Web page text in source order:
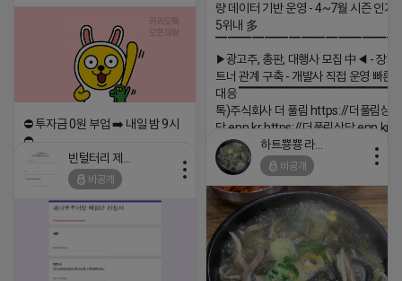
량 데이터 기반 운영 - 4~7월 시즌 인기
5위내 多
▶광고주, 총판, 대행사 모집 中◀ - 장기
트너 관계 구축 - 개발사 직접 운영 빠른
대응
톡)주식회사 더 풀림 https://더풀림상
담.enn.kr https://더풀림상담.enn.kr
2026-04-18 17:26
⛔️ 투자금 0원 부업 ➡️ 내일 밤 9시
⛔️
2026-04-18 17:23
하트뿅뿅 라이언
비공개
비공개